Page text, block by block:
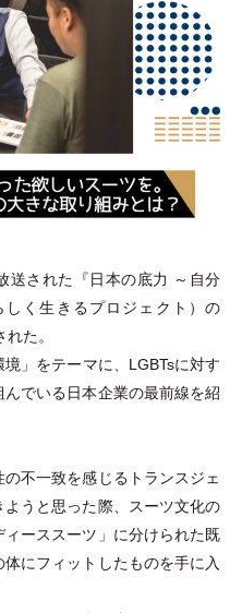
送された『日本の底力 ～自分
しく生きるプロジェクト ）の
た。
境 」 をテーマに、LGBTsに対す
でいる日本企業の最前線を紹
不一致を感じるトランスジェ
うと思った際、スーツ文化の
ィーススーツ 」 に分けられた既
にフィットしたものを手に入